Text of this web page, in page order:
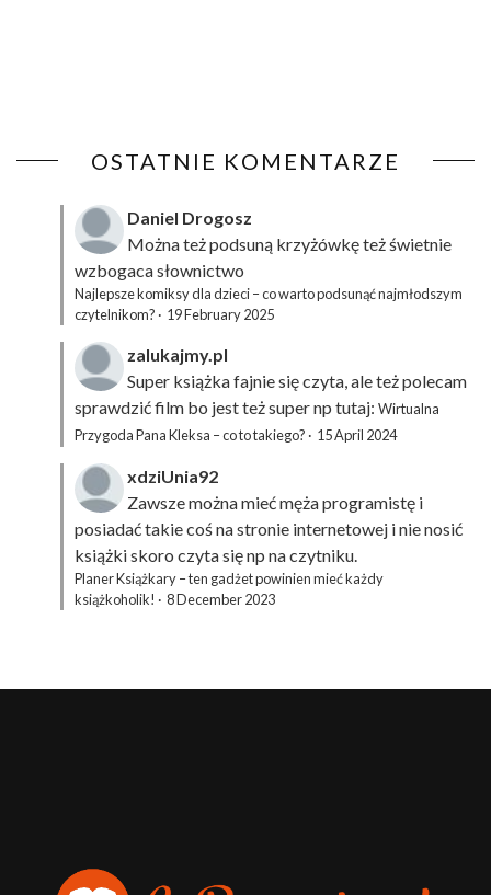
OSTATNIE KOMENTARZE
Daniel Drogosz
Można też podsuną krzyżówkęteż świetnie
wzbogaca słownictwo
Najlepsze komiksy dla dzieci – co warto podsunąć najmłodszym
czytelnikom? · 19 February 2025
zalukajmy.pl
Super książka fajnie się czyta, ale też polecam
sprawdzić film bo jest też super np tutaj: Wirtualna
Przygoda Pana Kleksa – co to takiego? · 15 April 2024
xdziUnia92
Zawsze można mieć męża programistę i
posiadać takie coś na stronie internetowej i nie nosić
książki skoro czyta się np na czytniku.
Planer Książkary – ten gadżet powinien mieć każdy
książkoholik! · 8 December 2023